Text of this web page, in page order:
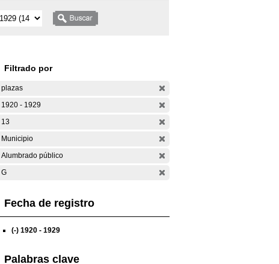
Filtrado por
plazas
1920 - 1929
13
Municipio
Alumbrado público
G
Fecha de registro
(-) 1920 - 1929
Palabras clave